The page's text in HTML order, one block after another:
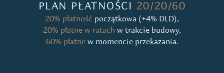
PLAN PŁATNOŚCI 20/20/60
20% płatność początkowa (+4% DLD),
20% płatne w ratach w trakcie budowy,
60% płatnew momencie przekazania.